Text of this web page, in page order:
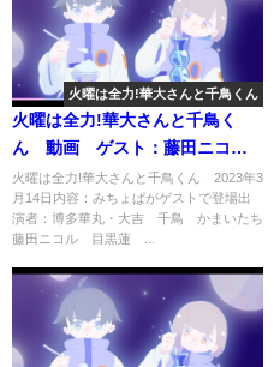
火曜は全力!華大さんと千鳥くん
火曜は全力!華大さんと千鳥く
ん 動画 ゲスト：藤田ニコ
ル 目黒蓮 3月14日
火曜は全力!華大さんと千鳥くん 2023年3
月14日内容：みちょぱがゲストで登場出
演者：博多華丸・大吉 千鳥 かまいたち
藤田ニコル 目黒蓮 ...